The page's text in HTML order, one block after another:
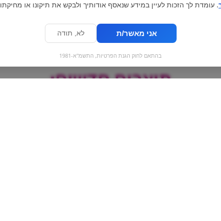
מוצרים חדשים:
. עומדת לך הזכות לעיין במידע שנאסף אודותיך ולבקש את תיקונו או
אני מאשר/ת לא, תודה
בהתאם לחוק הגנת הפרטיות, התשמ"א-1981